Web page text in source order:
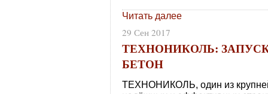
Читать далее
29 Сен 2017
ТЕХНОНИКОЛЬ:
БЕТОН
ТЕХНОНИКОЛЬ, один из